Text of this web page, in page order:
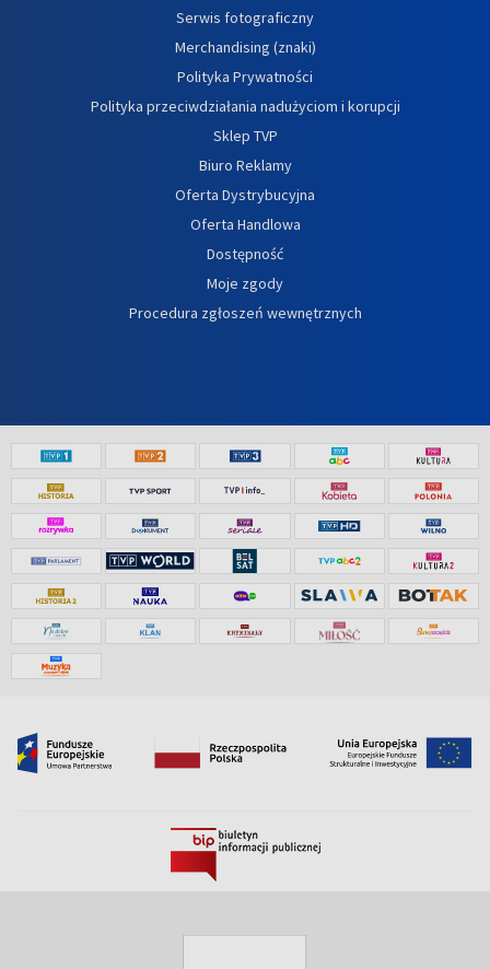
Serwis fotograficzny
Merchandising (znaki)
Polityka Prywatności
Polityka przeciwdziałania nadużyciom i korupcji
Sklep TVP
Biuro Reklamy
Oferta Dystrybucyjna
Oferta Handlowa
Dostępność
Moje zgody
Procedura zgłoszeń wewnętrznych